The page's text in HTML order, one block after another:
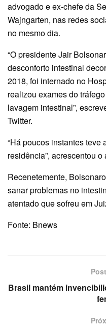
advogado e ex-chefe da
Wajngarten, nas redes
no mesmo dia.
“O presidente Jair
desconforto intestinal
2018, foi internado no
realizou exames do
lavagem intestinal”,
Twitter.
“Há poucos instantes teve
residência”, acrescentou o
Recenetemente,
sanar problemas no
atentado que sofreu em
Fonte: Bnews
Brasil mantém